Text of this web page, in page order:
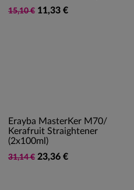
15,10 € 11,33 €
Erayba MasterKer M70/
Kerafruit Straightener
(2x100ml)
31,14 € 23,36 €